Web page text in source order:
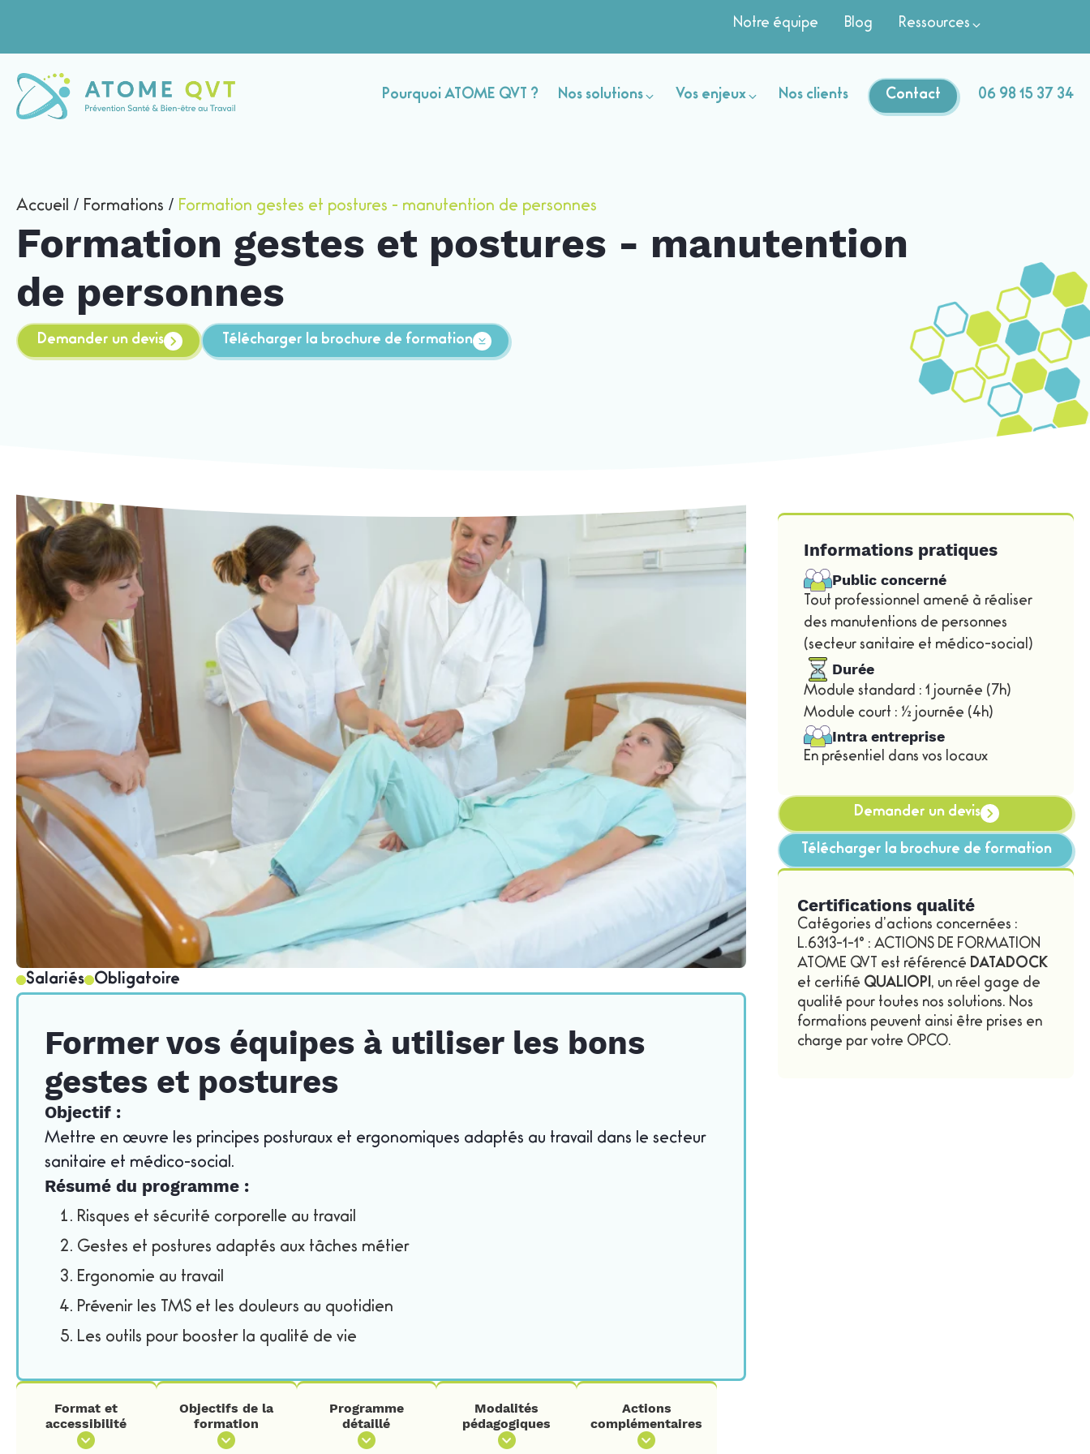
Notre équipe Blog Ressources
Pourquoi ATOME QVT ? Nos solutions Vos enjeux Nos clients Contact 06 98 15 37 34
Accueil / Formations / Formation gestes et postures - manutention de personnes
Formation gestes et postures - manutention
de personnes
Demander un devis Télécharger la brochure de formation
Salariés Obligatoire
Former vos équipes à utiliser les bons
gestes et postures
Objectif :
Mettre en œuvre les principes posturaux et ergonomiques adaptés au travail dans le secteur
sanitaire et médico-social.
Résumé du programme :
Risques et sécurité corporelle au travail
Gestes et postures adaptés aux tâches métier
Ergonomie au travail
Prévenir les TMS et les douleurs au quotidien
Les outils pour booster la qualité de vie
Format et
accessibilité
Objectifs de la
formation
Programme
détaillé
Modalités
pédagogiques
Actions
complémentaires
Informations pratiques
Public concerné
Tout professionnel amené à réaliser
des manutentions de personnes
(secteur sanitaire et médico-social)
Durée
Module standard : 1 journée (7h)
Module court : ½ journée (4h)
Intra entreprise
En présentiel dans vos locaux
Demander un devis
Télécharger la brochure de formation
Certifications qualité
Catégories d’actions concernées :
L.6313-1-1° : ACTIONS DE FORMATION
ATOME QVT est référencé DATADOCK
et certifié QUALIOPI, un réel gage de
qualité pour toutes nos solutions. Nos
formations peuvent ainsi être prises en
charge par votre OPCO.